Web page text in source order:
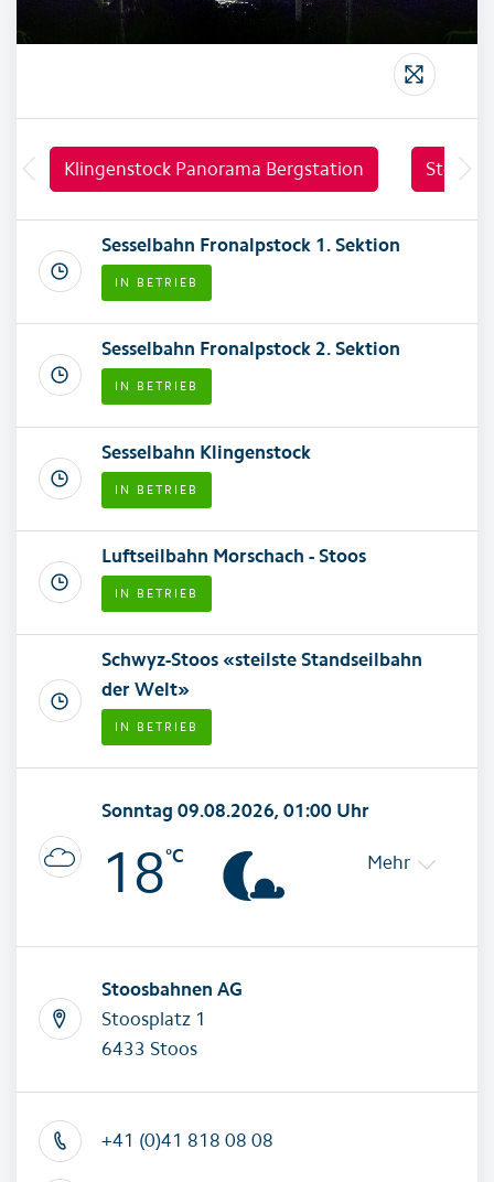
Klingenstock Panorama Bergstation Stoos
Sesselbahn Fronalpstock 1. Sektion
IN BETRIEB
Sesselbahn Fronalpstock 2. Sektion
IN BETRIEB
Sesselbahn Klingenstock
IN BETRIEB
Luftseilbahn Morschach - Stoos
IN BETRIEB
Schwyz-Stoos «steilste Standseilbahn
der Welt»
IN BETRIEB
Sonntag 09.08.2026, 01:00 Uhr
18°C Mehr
Stoosbahnen AG
Stoosplatz 1
6433 Stoos
+41 (0)41 818 08 08